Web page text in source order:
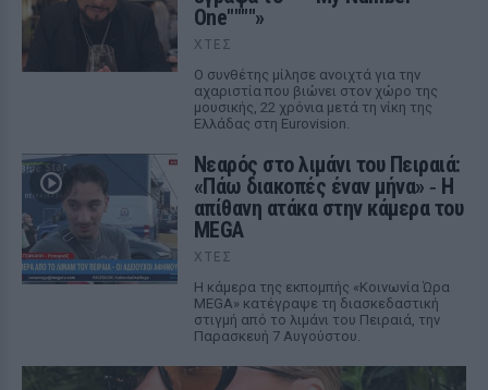
One""""»
ΧΤΕΣ
Ο συνθέτης μίλησε ανοιχτά για την
αχαριστία που βιώνει στον χώρο της
μουσικής, 22 χρόνια μετά τη νίκη της
Ελλάδας στη Eurovision.
Νεαρός στο λιμάνι του Πειραιά:
«Πάω διακοπές έναν μήνα» ‑ Η
απίθανη ατάκα στην κάμερα του
MEGA
ΧΤΕΣ
Η κάμερα της εκπομπής «Κοινωνία Ώρα
MEGA» κατέγραψε τη διασκεδαστική
στιγμή από το λιμάνι του Πειραιά, την
Παρασκευή 7 Αυγούστου.